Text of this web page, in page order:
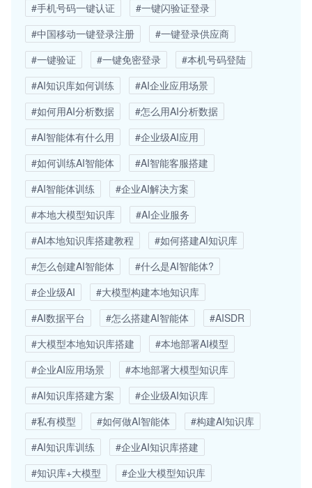
#手机号码一键认证
#一键闪验证登录
#中国移动一键登录注册
#一键登录供应商
#一键验证
#一键免密登录
#本机号码登陆
#AI知识库如何训练
#AI企业应用场景
#如何用AI分析数据
#怎么用AI分析数据
#AI智能体有什么用
#企业级AI应用
#如何训练AI智能体
#AI智能客服搭建
#AI智能体训练
#企业AI解决方案
#本地大模型知识库
#AI企业服务
#AI本地知识库搭建教程
#如何搭建AI知识库
#怎么创建AI智能体
#什么是AI智能体?
#企业级AI
#大模型构建本地知识库
#AI数据平台
#怎么搭建AI智能体
#AISDR
#大模型本地知识库搭建
#本地部署AI模型
#企业AI应用场景
#本地部署大模型知识库
#AI知识库搭建方案
#企业级AI知识库
#私有模型
#如何做AI智能体
#构建AI知识库
#AI知识库训练
#企业AI知识库搭建
#知识库+大模型
#企业大模型知识库